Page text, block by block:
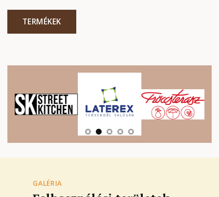
TERMÉKEK
GALÉRIA